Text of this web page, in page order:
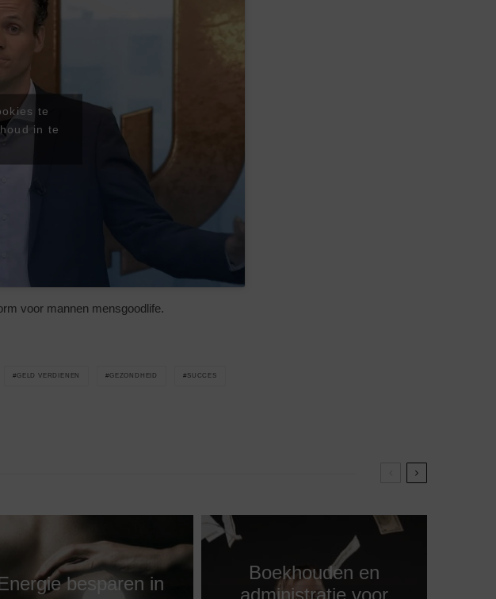
te
in te
voor mannen mensgoodlife.
GELD VERDIENEN GEZONDHEID SUCCES
besparen in
Boekhouden en
administratie voor